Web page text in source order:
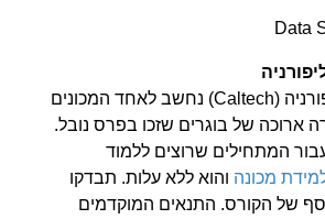
מכון הטכנולוגיה בקליפורניה (Caltech) נחשב לאחד המכונים
ארוכה של בוגרים שזכו בפרס נובל.
המתחילים שרוצים ללמוד
והוא ללא עלות. תבדקו
של הקורס. התנאים המוקדמים